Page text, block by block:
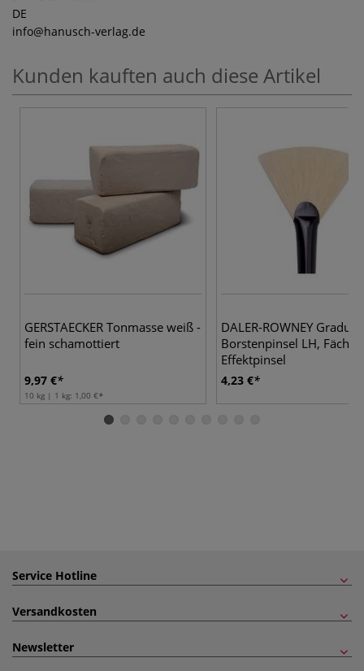
DE
info@hanusch-verlag.de
Kunden kauften auch diese Artikel
GERSTAECKER Tonmasse weiß -
fein schamottiert
9,97 €
10 kg | 1 kg: 1,00 €
DALER-ROWNEY
Borstenpinsel LH, Fächer
Effektpinsel
4,23 €
Service Hotline
Versandkosten
Newsletter